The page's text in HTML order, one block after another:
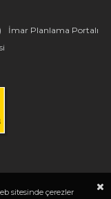
İmar Planlama Portalı
sitesinde çerezler